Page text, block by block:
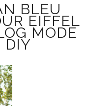
BLEU
EIFFEL
MODE
DIY